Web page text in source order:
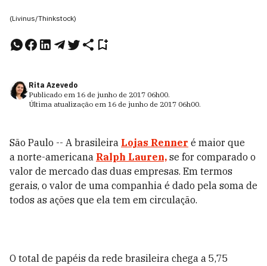
(Livinus/Thinkstock)
Rita Azevedo
Publicado em 16 de junho de 2017 06h00.
Última atualização em 16 de junho de 2017 06h00.
São Paulo -- A brasileira Lojas Renner é maior que
a norte-americana Ralph Lauren, se for comparado o
valor de mercado das duas empresas. Em termos
gerais, o valor de uma companhia é dado pela soma de
todos as ações que ela tem em circulação.
O total de papéis da rede brasileira chega a 5,75